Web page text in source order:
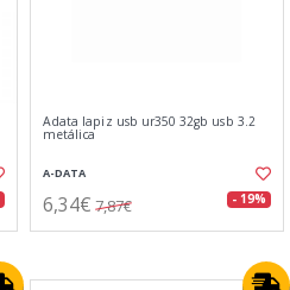
Adata lapiz usb ur350 32gb usb 3.2
metálica
A-DATA
6,34€ 7,87€ - 19%